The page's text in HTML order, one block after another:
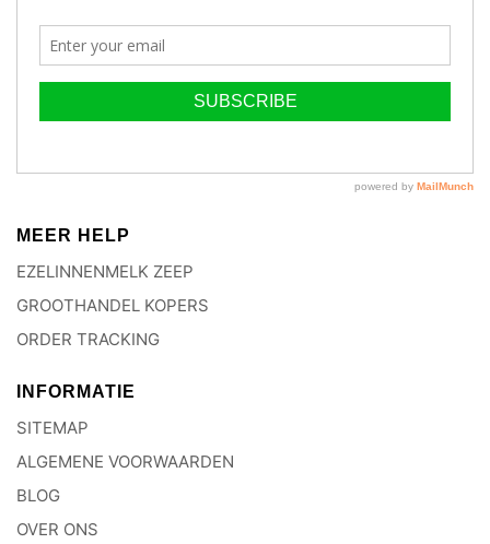
MEER HELP
EZELINNENMELK ZEEP
GROOTHANDEL KOPERS
ORDER TRACKING
INFORMATIE
SITEMAP
ALGEMENE VOORWAARDEN
BLOG
OVER ONS